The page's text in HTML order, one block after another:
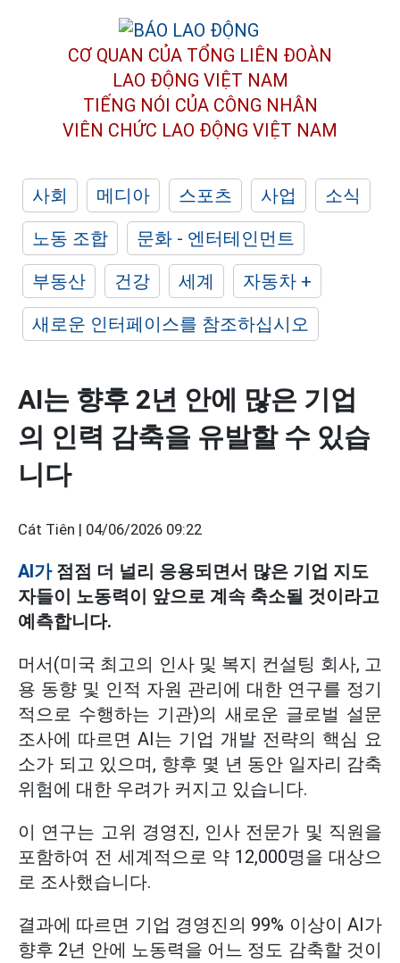
CƠ QUAN CỦA TỔNG LIÊN ĐOÀN
LAO ĐỘNG VIỆT NAM
TIẾNG NÓI CỦA CÔNG NHÂN
VIÊN CHỨC LAO ĐỘNG VIỆT NAM
사회 메디아 스포츠 사업
소식
노동 조합
문화 - 엔터테인먼트
부동산
건강 세계
자동차 +
새로운 인터페이스를 참조하십시오
AI는 향후 2년 안에 많은 기업
의 인력 감축을 유발할 수 있습
니다
Cát Tiên | 04/06/2026 09:22
AI가점점 더 널리 응용되면서 많은 기업 지도
자들이 노동력이 앞으로 계속 축소될 것이라고
예측합니다.
머서(미국 최고의 인사 및 복지 컨설팅 회사, 고
용 동향 및 인적 자원 관리에 대한 연구를 정기
적으로 수행하는 기관)의 새로운 글로벌 설문
조사에 따르면 AI는 기업 개발 전략의 핵심 요
소가 되고 있으며, 향후 몇 년 동안 일자리 감축
위험에 대한 우려가 커지고 있습니다.
이 연구는 고위 경영진, 인사 전문가 및 직원을
포함하여 전 세계적으로 약 12,000명을 대상으
로 조사했습니다.
결과에 따르면 기업 경영진의 99% 이상이 AI가
향후 2년 안에 노동력을 어느 정도 감축할 것이